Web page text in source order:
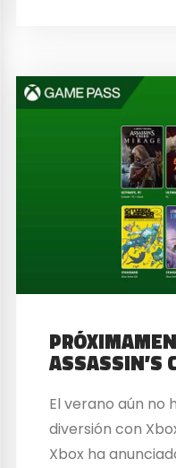
ASSASSIN’S
El verano aún no
diversión con
Xbox ha